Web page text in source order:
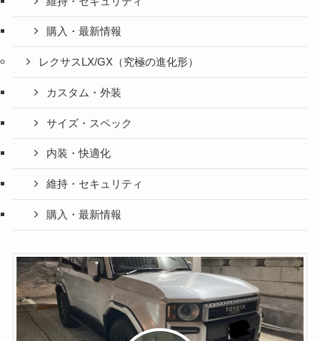
購入・最新情報
レクサスLX/GX（究極の進化形）
カスタム・外装
サイズ・スペック
内装・快適化
維持・セキュリティ
購入・最新情報